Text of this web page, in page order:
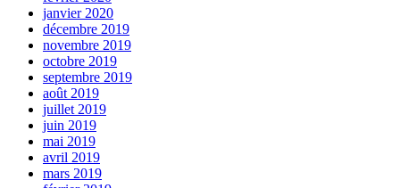
janvier 2020
décembre 2019
novembre 2019
octobre 2019
septembre 2019
août 2019
juillet 2019
juin 2019
mai 2019
avril 2019
mars 2019